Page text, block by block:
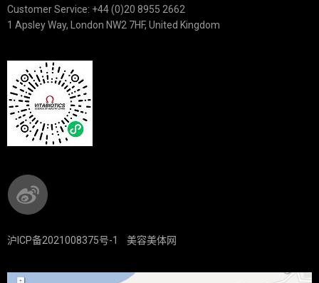
Customer Service: +44 (0)20 8955 2662
1 Apsley Way, London NW2 7HF, United Kingdom
沪ICP备2021008375号-1 美容美体网